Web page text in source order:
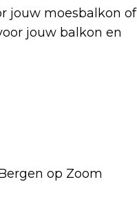
jouw moesbalkon of
jouw balkon en
op Zoom